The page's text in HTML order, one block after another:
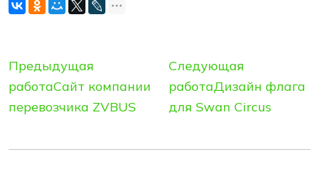
Предыдущая
работаСайт компании
перевозчика ZVBUS
Следующая
работаДизайн флага
для Swan Circus